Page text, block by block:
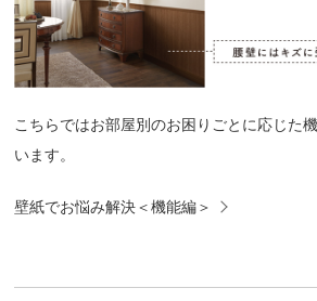
こちらではお部屋別のお困りごとに応じた
います。
壁紙でお悩み解決＜機能編＞